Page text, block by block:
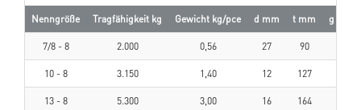
Nenngröße Tragfähigkeit kg Gewicht kg/pce d mm t mm g mm
7/8 - 8 2.000 0,56 27 90
10 - 8 3.150 1,40 12 127
13 - 8 5.300 3,00 16 164